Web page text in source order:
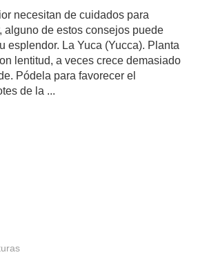
necesitan de cuidados para
alguno de estos consejos puede
esplendor. La Yuca (Yucca). Planta
lentitud, a veces crece demasiado
Pódela para favorecer el
de la ...